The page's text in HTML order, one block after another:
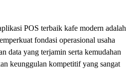
POS terbaik kafe modern adalah
fondasi operasional usaha
data yang terjamin serta kemudahan
keunggulan kompetitif yang sangat